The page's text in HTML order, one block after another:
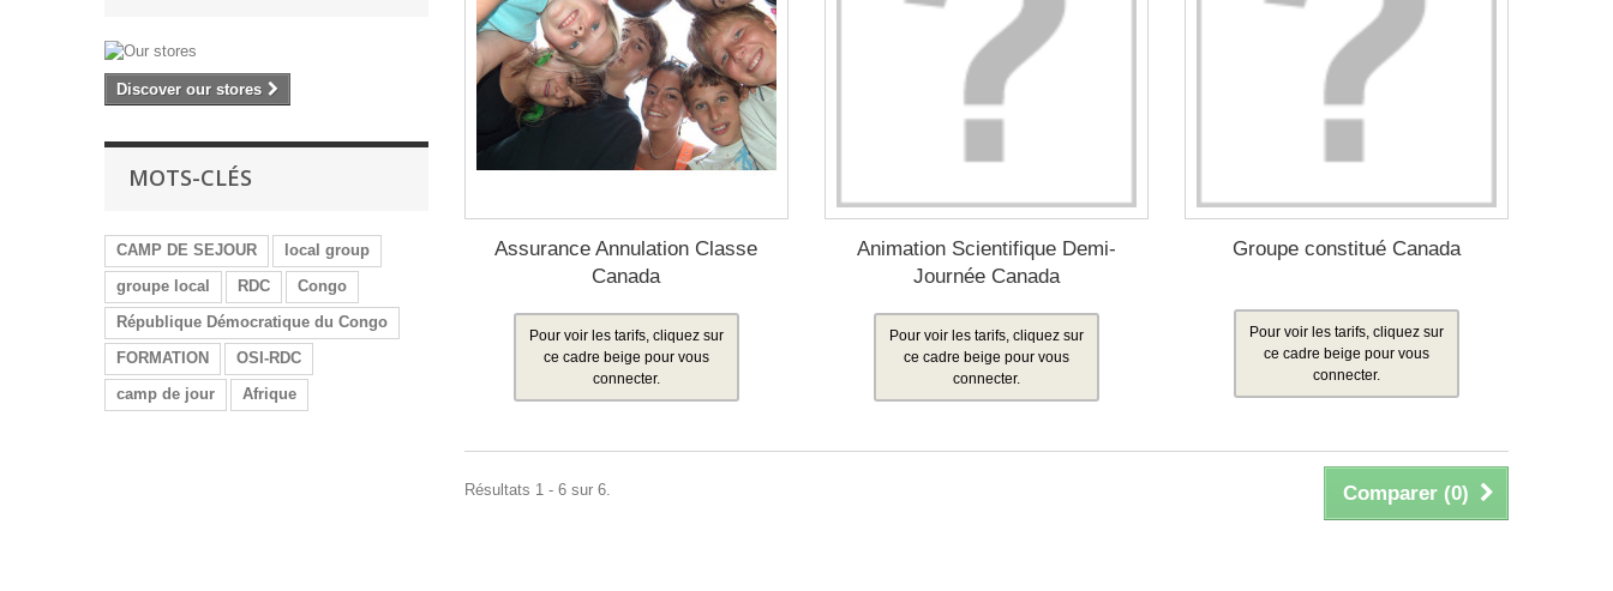
Discover our stores
MOTS-CLÉS
CAMP DE SEJOUR
local group
groupe local
RDC
Congo
République Démocratique du Congo
FORMATION
OSI-RDC
camp de jour
Afrique
Assurance Annulation Classe
Canada
Pour voir les tarifs, cliquez sur
ce cadre beige pour vous
connecter.
Animation Scientifique Demi-
Journée Canada
Pour voir les tarifs, cliquez sur
ce cadre beige pour vous
connecter.
Groupe constitué Canada
Pour voir les tarifs, cliquez sur
ce cadre beige pour vous
connecter.
Comparer (0)
Résultats 1 - 6 sur 6.